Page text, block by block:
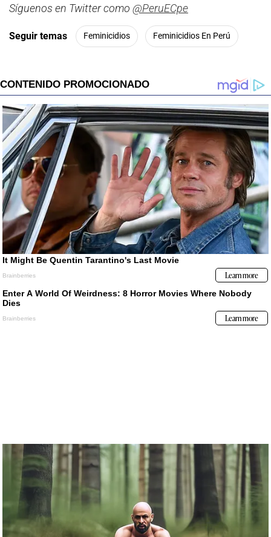
Síguenos en Twitter como @PeruECpe
Seguir temas Feminicidios Feminicidios En Perú